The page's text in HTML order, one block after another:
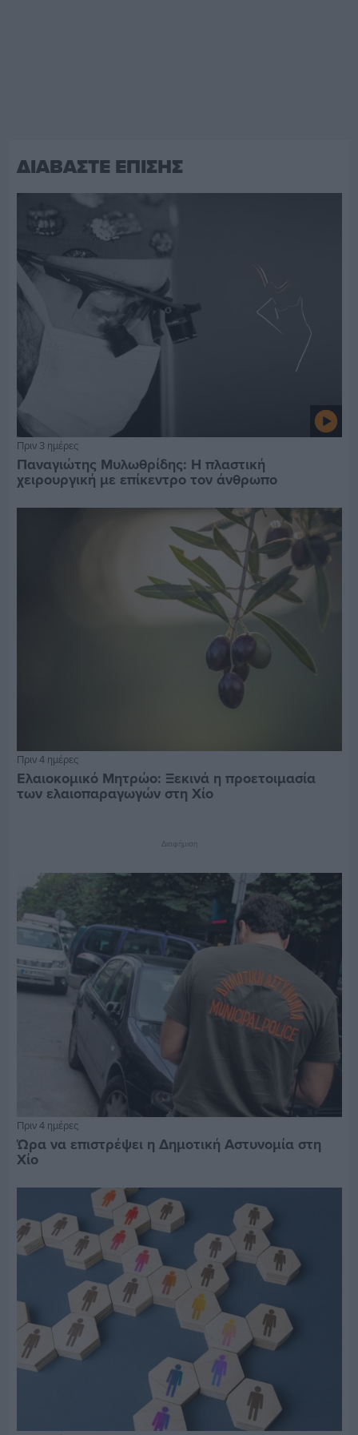
ΔΙΑΒΑΣΤΕ ΕΠΙΣΗΣ
Πριν 3 ημέρες
Παναγιώτης Μυλωθρίδης: Η πλαστική
χειρουργική με επίκεντρο τον άνθρωπο
Πριν 4 ημέρες
Ελαιοκομικό Μητρώο: Ξεκινά η προετοιμασία
των ελαιοπαραγωγών στη Χίο
Διαφήμιση
Πριν 4 ημέρες
Ώρα να επιστρέψει η Δημοτική Αστυνομία στη
Χίο